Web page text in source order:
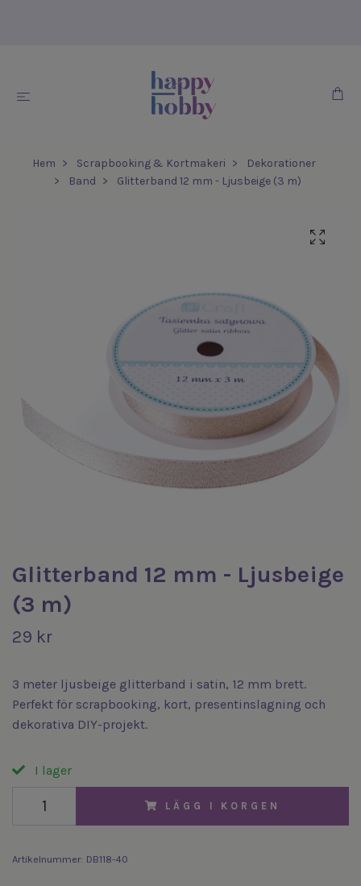
Hem Scrapbooking & Kortmakeri
Dekorationer
Band
Glitterband 12 mm - Ljusbeige (3 m)
Glitterband 12 mm - Ljusbeige
(3 m)
29 kr
3 meter ljusbeige glitterband i satin, 12 mm brett.
Perfekt för scrapbooking, kort, presentinslagning och
dekorativa DIY-projekt.
I lager
LÄGG I KORGEN
Artikelnummer: DB118-40